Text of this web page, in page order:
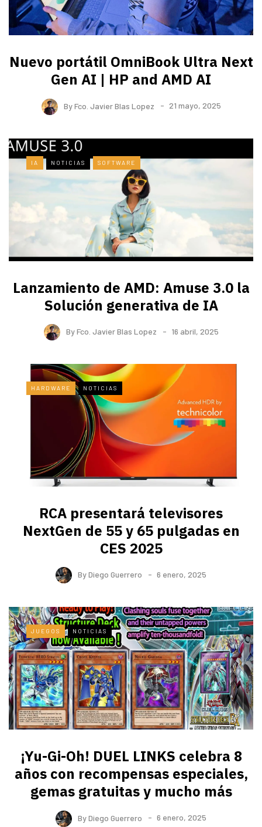
Nuevo portátil OmniBook Ultra ​Next
Gen AI | HP and AMD AI
ByFco. Javier Blas Lopez 21 mayo, 2025
IA NOTICIAS SOFTWARE
Lanzamiento de AMD: Amuse 3.0 la
Solución generativa de IA
ByFco. Javier Blas Lopez 16 abril, 2025
HARDWARE NOTICIAS
RCA presentará televisores
NextGen de 55 y 65 pulgadas en
CES 2025
ByDiego Guerrero 6 enero, 2025
JUEGOS NOTICIAS
¡Yu-Gi-Oh! DUEL LINKS celebra 8
años con recompensas especiales,
gemas gratuitas y mucho más
ByDiego Guerrero 6 enero, 2025